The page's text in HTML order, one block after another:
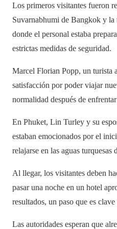
Los primeros visitantes fueron
Suvarnabhumi de Bangkok y
donde el personal estaba
estrictas medidas de seguridad.
Marcel Florian Popp, un turista
satisfacción por poder viajar
normalidad después de
En Phuket, Lin Turley y su
estaban emocionados por el
relajarse en las aguas turquesas
Al llegar, los visitantes deben
pasar una noche en un hotel
resultados, un paso que es
Las autoridades esperan que